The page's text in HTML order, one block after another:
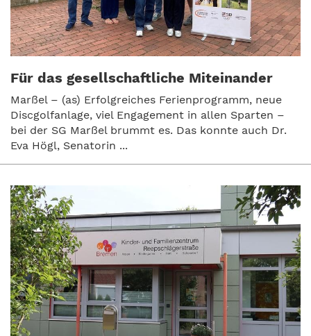
Für das gesellschaftliche Miteinander
Marßel – (as) Erfolgreiches Ferienprogramm, neue
Discgolfanlage, viel Engagement in allen Sparten –
bei der SG Marßel brummt es. Das konnte auch Dr.
Eva Högl, Senatorin ...